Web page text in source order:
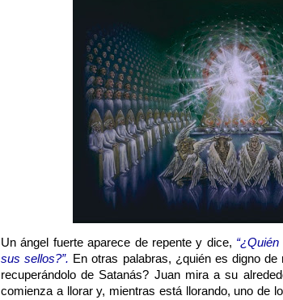
Un ángel fuerte aparece de repente y dice,
sus sellos?”. En otras palabras, ¿quién es digno
recuperándolo de Satanás? Juan mira a su
comienza a llorar y, mientras está llorando, uno de